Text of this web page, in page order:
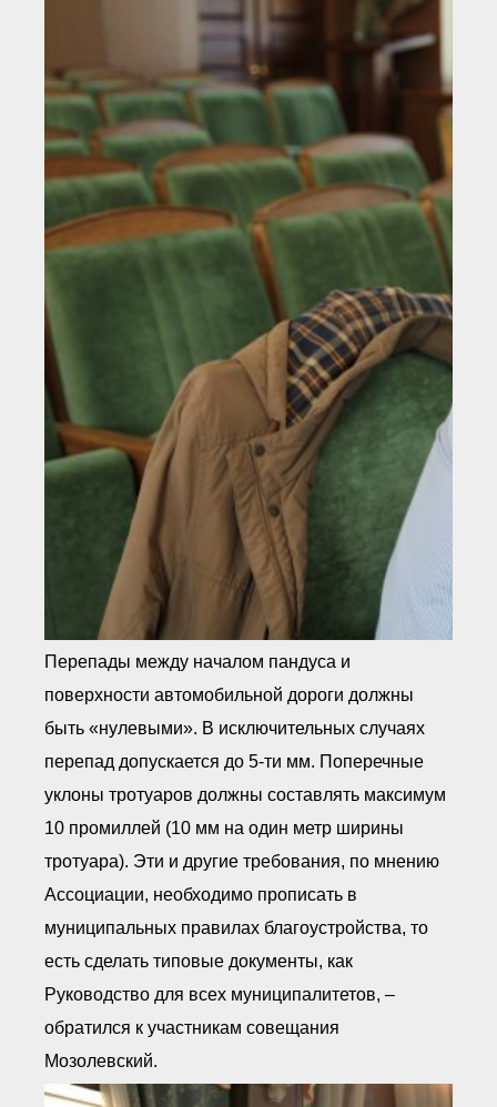
Перепады между началом пандуса и
поверхности автомобильной дороги должны
быть «нулевыми». В исключительных случаях
перепад допускается до 5-ти мм. Поперечные
уклоны тротуаров должны составлять максимум
10 промиллей (10 мм на один метр ширины
тротуара). Эти и другие требования, по мнению
Ассоциации, необходимо прописать в
муниципальных правилах благоустройства, то
есть сделать типовые документы, как
Руководство для всех муниципалитетов, –
обратился к участникам совещания
Мозолевский.